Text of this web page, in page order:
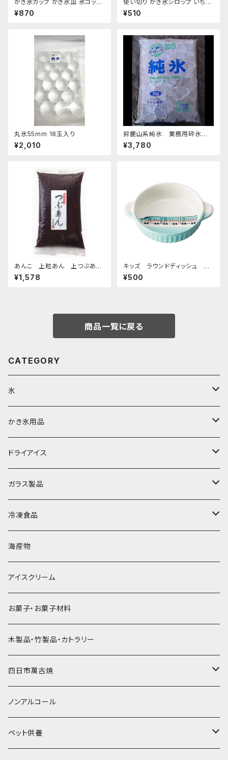
かき氷カップ かき氷皿 氷コップ
デザートカップ、アイスクリーム
カップ 340ml 東洋佐々木ガラ
¥870
使い切り かき氷シロップ いちご
ハワイアンブルー マンゴー マス
カット コーラ 35mL各1袋5種類
¥510
丸氷55mm 18玉入り
¥2,010
鈴鹿山系純氷 業務用砕氷 1
4.4kg
¥3,780
あんこ 上粒あん 上つぶあん
1kg-老舗あんこ屋のこだわり餡
¥1,578
キッズ ラウンドディッシュ 超
特急エメラルド
¥500
商品一覧に戻る
CATEGORY
氷
富士天然水の氷
丸氷
直径70mm
直径65mm
角氷
砕氷
氷河の氷
氷アイテム
かき氷用品
かき氷シロップ
無果汁1.8Lパック
無果汁1Lパック
無添加瓶シロップ
かき氷機・かき氷器
かき氷カップ
発泡スチロール無地-使い捨て
発泡スチロールプリント柄
かき氷スプーン・スプーンストロー
プラスチック・スプーン
プラスチック・スプーンストロー
コンデンスミルク・練乳・あんこ
かき氷セット
その他かき氷用品
ドライアイス
ドライアイス3ｋｇ
ドライアイス4ｋｇ
ドライアイス5ｋｇ
ドライアイス8ｋｇ
ドライアイス10ｋｇ
ドライアイス15ｋｇ
ドライアイス20ｋｇ
ドライアイス25ｋｇ
ガラス製品
オンザロック・グラス
ビール・グラス
タンブラー
かき氷器
冷凍食品
肉まん・あんまん
パスタ・スパゲッティ
惣菜
海産物
アイスクリーム
お菓子・お菓子材料
木製品・竹製品・カトラリー
四日市萬古焼
土鍋・土釜
一般土鍋
皿・椀・丼・小物
ノンアルコール
ペット供養